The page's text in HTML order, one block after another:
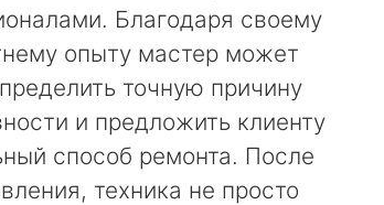
Благодаря своему
опыту мастер может
точную причину
и предложить клиенту
способ ремонта. После
техника не просто